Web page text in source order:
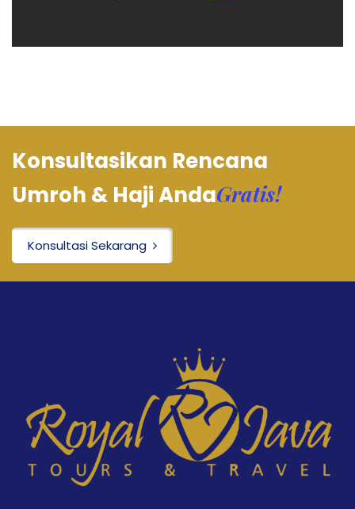
Konsultasikan Rencana
Umroh & Haji AndaGratis!
Konsultasi Sekarang